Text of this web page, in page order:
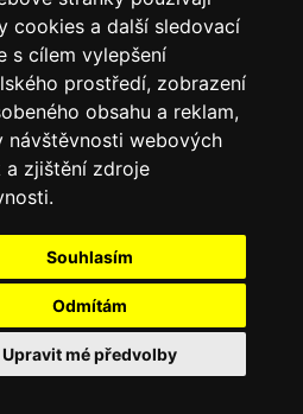
cookies a další sledovací
s cílem vylepšení
prostředí, zobrazení
obsahu a reklam,
návštěvnosti webových
a zjištění zdroje
Souhlasím
Odmítám
Upravit mé předvolby
hlasování
volba
1802-5749